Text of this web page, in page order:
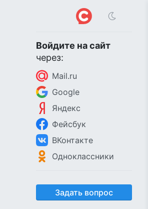
Войдите на сайт
через:
Mail.ru
Google
Яндекс
Фейсбук
ВКонтакте
Одноклассники
Задать вопрос